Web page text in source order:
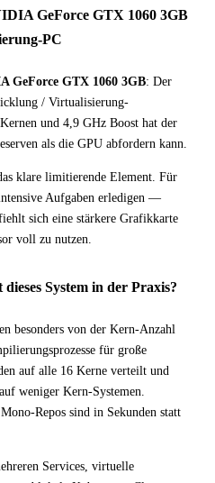
GeForce GTX 1060 3GB
PC
GeForce GTX 1060 3GB: Der
/ Virtualisierung-
und 4,9 GHz Boost hat der
als die GPU abfordern kann.
klare limitierende Element. Für
Aufgaben erledigen —
sich eine stärkere Grafikkarte
voll zu nutzen.
System in der Praxis?
besonders von der Kern-Anzahl
für große
auf alle 16 Kerne verteilt und
weniger Kern-Systemen.
Repos sind in Sekunden statt
Services, virtuelle